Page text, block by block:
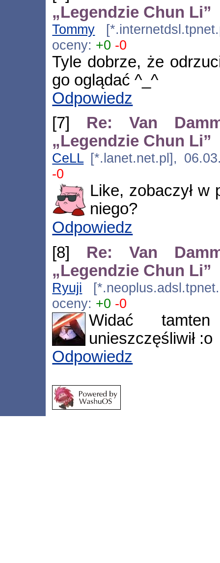
„Legendzie Chun Li”
Tommy
oceny: +0 -0
Tyle dobrze, że
go oglądać ^_^
Odpowiedz
[7] Re: Van
„Legendzie Chun Li”
CeLL[*.lanet.net.pl],
-0
Like, zobaczył w
niego?
Odpowiedz
[8] Re: Van
„Legendzie Chun Li”
Ryuji
oceny: +0 -0
Widać
unieszczęśliwił :o
Odpowiedz